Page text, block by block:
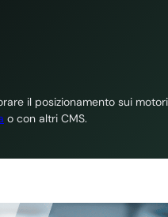
il posizionamento sui
o con altri CMS.